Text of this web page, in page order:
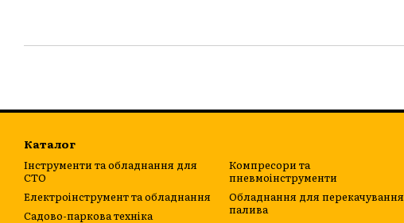
Каталог
Інструменти та обладнання для
СТО
Електроінструмент та обладнання
Садово-паркова техніка
Компресори та
пневмоінструменти
Обладнання для перекачування
палива